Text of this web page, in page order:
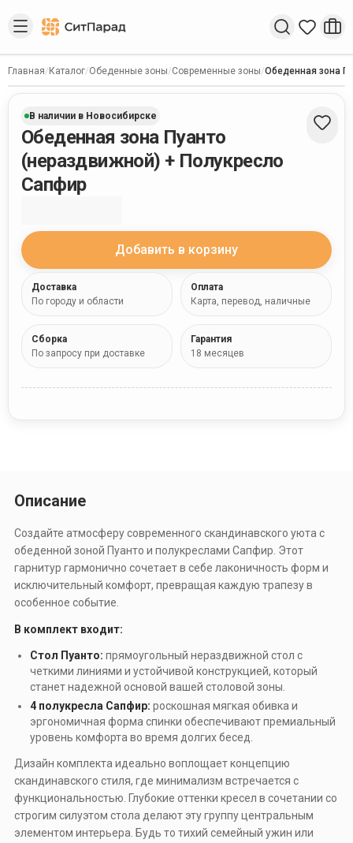
Введите запрос
Главная/ Каталог/Обеденные зоны/Современные зоны/Обеденная зона
В наличии в Новосибирске
Обеденная зона Пуанто
(нераздвижной) + Полукресло
Сапфир
Добавить в корзину
Доставка
По городу и области
Оплата
Карта, перевод, наличные
Сборка
По запросу при доставке
Гарантия
18 месяцев
Описание
Создайте атмосферу современного скандинавского уюта с
обеденной зоной Пуанто и полукреслами Сапфир. Этот
гарнитур гармонично сочетает в себе лаконичность форм и
исключительный комфорт, превращая каждую трапезу в
особенное событие.
В комплект входит:
Стол Пуанто: прямоугольный нераздвижной стол с
четкими линиями и устойчивой конструкцией, который
станет надежной основой вашей столовой зоны.
4 полукресла Сапфир: роскошная мягкая обивка и
эргономичная форма спинки обеспечивают премиальный
уровень комфорта во время долгих бесед.
Дизайн комплекта идеально воплощает концепцию
скандинавского стиля, где минимализм встречается с
функциональностью. Глубокие оттенки кресел в сочетании со
строгим силуэтом стола делают эту группу центральным
элементом интерьера. Будь то тихий семейный ужин или